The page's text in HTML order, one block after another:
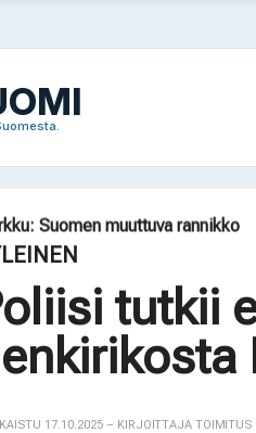
Suomen muuttuva rannikko
– Ruotsin loppukesän rituaali
puuttuu tekoälyhuijauksiin
ja Yhdysvallat neuvottelevat
viikinkihauta avattiin
tutkii
17.10.2025 – KIRJOITTAJA TOIMITUS